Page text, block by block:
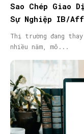
Sao Chép Giao
Sự Nghiệp IB/
Thị trường đang thay
nhiều năm, mô...